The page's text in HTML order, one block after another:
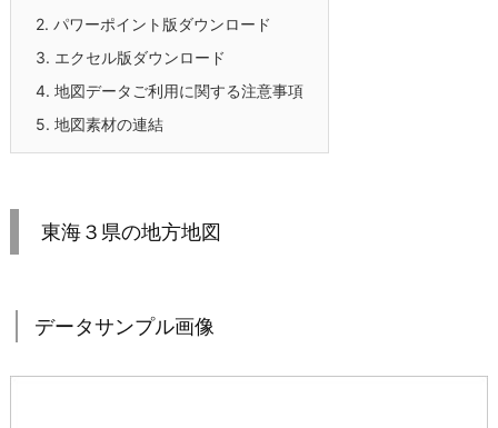
2. パワーポイント版ダウンロード
3. エクセル版ダウンロード
4. 地図データご利用に関する注意事項
5. 地図素材の連結
東海３県の地方地図
データサンプル画像